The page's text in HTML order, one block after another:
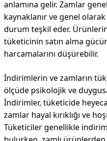
anlamına gelir. Zamlar
kaynaklanır ve genel
durum teşkil eder.
tüketicinin satın alma
harcamalarını düşürebilir.
İndirimlerin ve zamların
ölçüde psikolojik ve
İndirimler, tüketicide
zamlar hayal kırıklığı ve
Tüketiciler genellikle